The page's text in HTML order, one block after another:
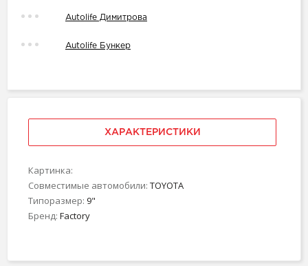
Autolife Димитрова
Autolife Бункер
ХАРАКТЕРИСТИКИ
Картинка:
Совместимые автомобили: TOYOTA
Типоразмер: 9"
Бренд: Factory